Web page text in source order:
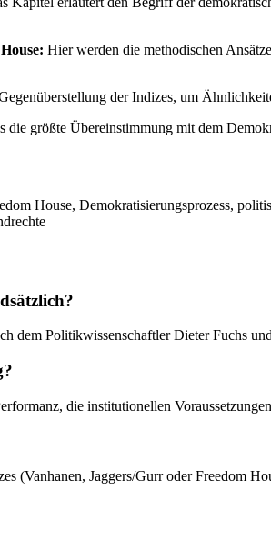
Hier werden die methodischen
der Indizes, um
die größte Übereinstimmung mit dem
House, Demokratisierungsprozess,
dem Politikwissenschaftler Dieter Fuchs
die institutionellen
(Vanhanen, Jaggers/Gurr oder Freedom